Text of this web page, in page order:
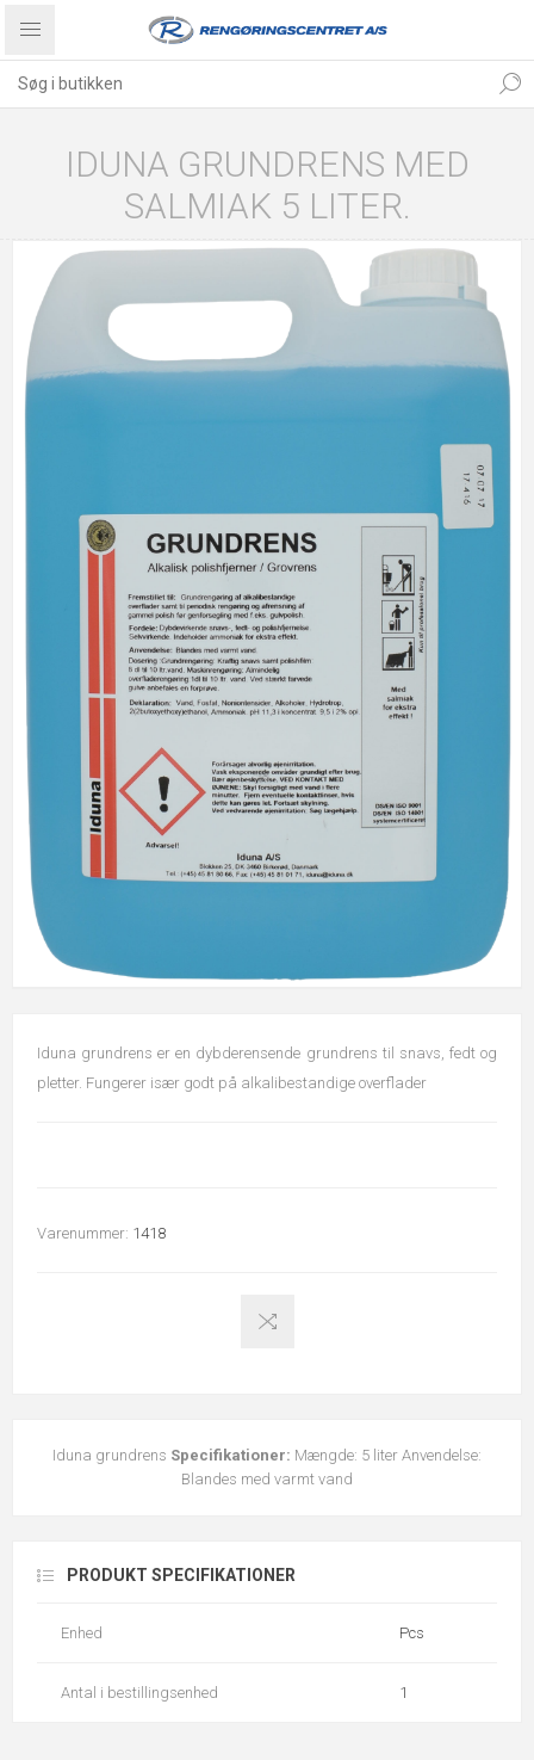
IDUNA GRUNDRENS MED
SALMIAK 5 LITER.
Iduna grundrens er en dybderensende grundrens til snavs, fedt og
pletter. Fungerer især godt på alkalibestandige overflader
Varenummer: 1418
Iduna grundrens Specifikationer: Mængde: 5 liter Anvendelse:
Blandes med varmt vand
PRODUKT SPECIFIKATIONER
Enhed Pcs
Antal i bestillingsenhed 1